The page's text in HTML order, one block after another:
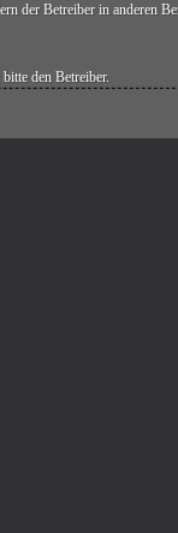
der Betreiber in anderen
den Betreiber.